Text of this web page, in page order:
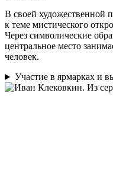
В своей художественной
к теме мистического
Через символические
центральное место
человек.
Участие в ярмарках и